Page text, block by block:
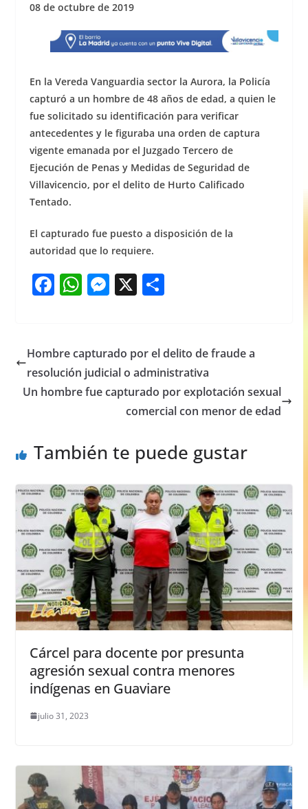
c
e
b
o
o
k
at
s
A
p
p
ss
e
n
g
er
e
08 de octubre de 2019
En la Vereda Vanguardia sector la Aurora, la Policía
capturó a un hombre de 48 años de edad, a quien le
fue solicitado su identificación para verificar
antecedentes y le figuraba una orden de captura
vigente emanada por el Juzgado Tercero de
Ejecución de Penas y Medidas de Seguridad de
Villavicencio, por el delito de Hurto Calificado
Tentado.
El capturado fue puesto a disposición de la
autoridad que lo requiere.
F
e
b
o
W
s
A
p
M
e
n
g
er
X S
e
Hombre capturado por el delito de fraude a
resolución judicial o administrativa
Un hombre fue capturado por explotación sexual
comercial con menor de edad
También te puede gustar
Cárcel para docente por presunta
agresión sexual contra menores
indígenas en Guaviare
julio 31, 2023